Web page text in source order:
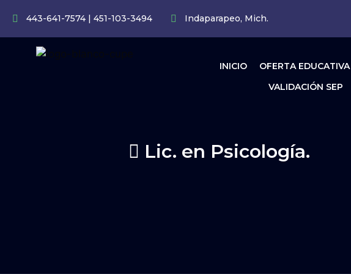
443-641-7574 | 451-103-3494 Indaparapeo, Mich.
INICIO OFERTA EDUCATIVA
VALIDACIÓN SEP
Lic. en Psicología.